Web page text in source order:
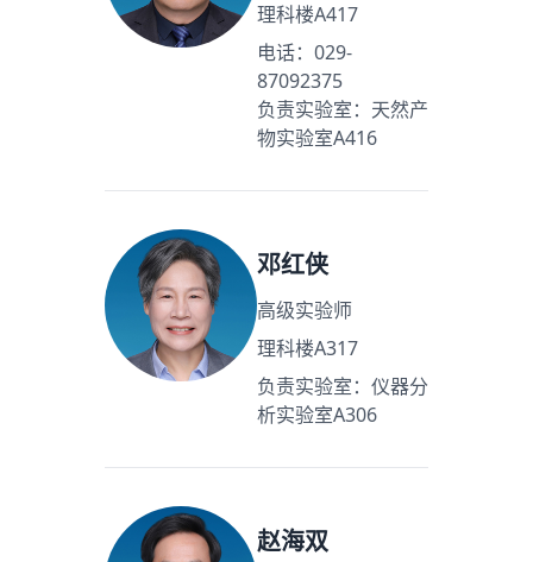
理科楼A417
电话：029-
87092375
负责实验室：天然产
物实验室A416
邓红侠
高级实验师
理科楼A317
负责实验室：仪器分
析实验室A306
赵海双